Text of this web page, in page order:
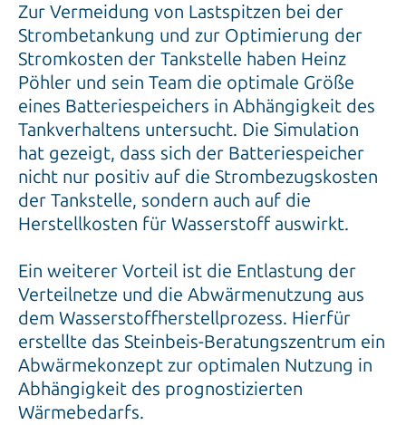
Zur Vermeidung von Lastspitzen bei der
Strombetankung und zur Optimierung der
Stromkosten der Tankstelle haben Heinz
Pöhler und sein Team die optimale Größe
eines Batteriespeichers in Abhängigkeit des
Tankverhaltens untersucht. Die Simulation
hat gezeigt, dass sich der Batteriespeicher
nicht nur positiv auf die Strombezugskosten
der Tankstelle, sondern auch auf die
Herstellkosten für Wasserstoff auswirkt.
Ein weiterer Vorteil ist die Entlastung der
Verteilnetze und die Abwärmenutzung aus
dem Wasserstoffherstellprozess. Hierfür
erstellte das Steinbeis-Beratungszentrum ein
Abwärmekonzept zur optimalen Nutzung in
Abhängigkeit des prognostizierten
Wärmebedarfs.